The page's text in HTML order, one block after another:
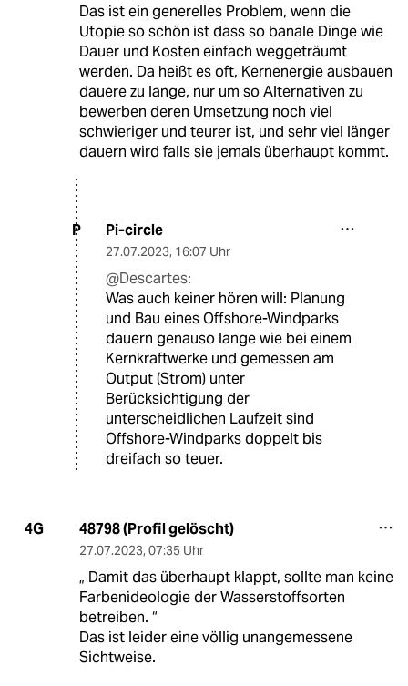
Das ist ein generelles Problem, wenn die
Utopie so schön ist dass so banale Dinge wie
Dauer und Kosten einfach weggeträumt
werden. Da heißt es oft, Kernenergie ausbauen
dauere zu lange, nur um so Alternativen zu
bewerben deren Umsetzung noch viel
schwieriger und teurer ist, und sehr viel länger
dauern wird falls sie jemals überhaupt kommt.
P Pi-circle
27.07.2023, 16:07 Uhr
@Descartes:
Was auch keiner hören will: Planung
und Bau eines Offshore-Windparks
dauern genauso lange wie bei einem
Kernkraftwerke und gemessen am
Output (Strom) unter
Berücksichtigung der
unterscheidlichen Laufzeit sind
Offshore-Windparks doppelt bis
dreifach so teuer.
4G 48798 (Profil gelöscht)
27.07.2023, 07:35 Uhr
„ Damit das überhaupt klappt, sollte man keine
Farbenideologie der Wasserstoffsorten
betreiben. “
Das ist leider eine völlig unangemessene
Sichtweise.